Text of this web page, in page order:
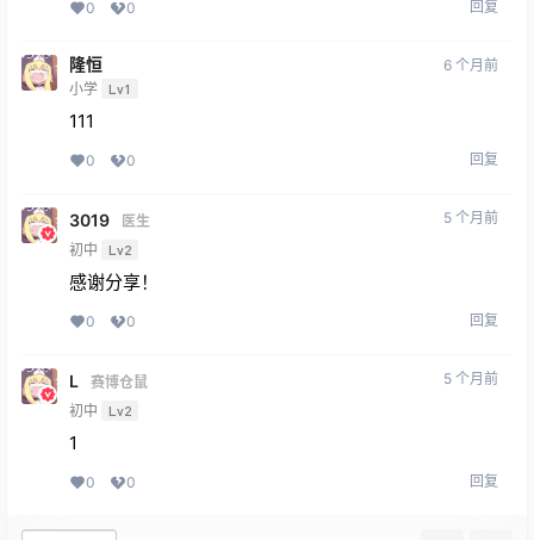
0 0 回复
隆恒
小学 Lv1
6 个月前
111
0 0 回复
3019
医生
初中
Lv2
5 个月前
感谢分享！
0 0 回复
L
赛博仓鼠
初中
Lv2
5 个月前
1
0 0 回复